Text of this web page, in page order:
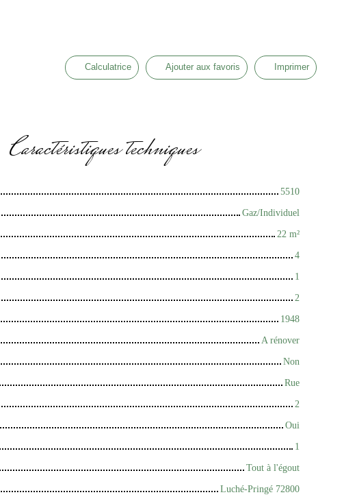
Calculatrice Ajouter aux favoris Imprimer
Caractéristiquestechniques
5510
Gaz/Individuel
22 m²
4
1
2
1948
A rénover
Non
Rue
2
Oui
1
Tout à l'égout
Luché-Pringé 72800